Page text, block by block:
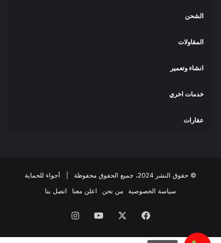
الشحن
المقاولات
انشاء وتعمير
خدمات اخري
عقارات
© حقوق النشر 2024، جميع الحقوق محفوظة |
أجواء للحماية
سياسة الخصوصية
من نحن اعلن معنا اتصل بنا
فيسبوك ‫YouTubeانستقرام